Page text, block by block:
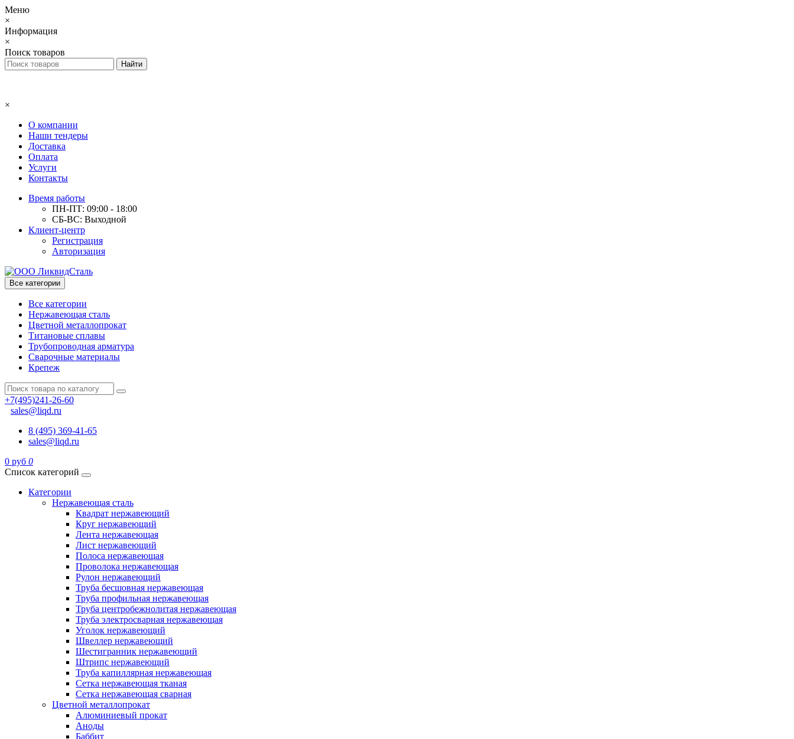
Меню
×
Информация
×
Поиск товаров
×
О компании
Наши тендеры
Доставка
Оплата
Услуги
Контакты
Время работы
ПН-ПТ: 09:00 - 18:00
СБ-ВС: Выходной
Клиент-центр
Регистрация
Авторизация
Все категории
Все категории
Нержавеющая сталь
Цветной металлопрокат
Титановые сплавы
Трубопроводная арматура
Сварочные материалы
Крепеж
+7(495)241-26-60
sales@liqd.ru
8 (495) 369-41-65
sales@liqd.ru
0 руб 0
Список категорий
Категории
Нержавеющая сталь
Квадрат нержавеющий
Круг нержавеющий
Лента нержавеющая
Лист нержавеющий
Полоса нержавеющая
Проволока нержавеющая
Рулон нержавеющий
Труба бесшовная нержавеющая
Труба профильная нержавеющая
Труба центробежнолитая нержавеющая
Труба электросварная нержавеющая
Уголок нержавеющий
Швеллер нержавеющий
Шестигранник нержавеющий
Штрипс нержавеющий
Труба капиллярная нержавеющая
Сетка нержавеющая тканая
Сетка нержавеющая сварная
Цветной металлопрокат
Алюминиевый прокат
Аноды
Баббит